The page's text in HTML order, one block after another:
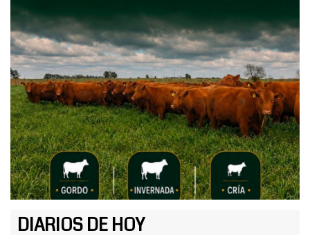
DIARIOS DE HOY